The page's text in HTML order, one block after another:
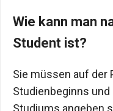
Wie kann man
Student ist?
Sie müssen auf der
Studienbeginns
Studiums angeben